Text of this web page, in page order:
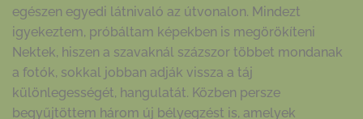
egészen egyedi látnivaló az útvonalon. Mindezt
igyekeztem, próbáltam képekben is megörökíteni
Nektek, hiszen a szavaknál százszor többet mondanak
a fotók, sokkal jobban adják vissza a táj
különlegességét, hangulatát. Közben persze
begyűjtöttem három új bélyegzést is, amelyek